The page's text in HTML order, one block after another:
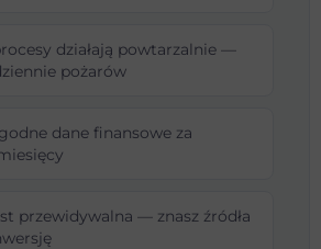
działają powtarzalnie —
pożarów
dane finansowe za
przewidywalna — znasz źródła